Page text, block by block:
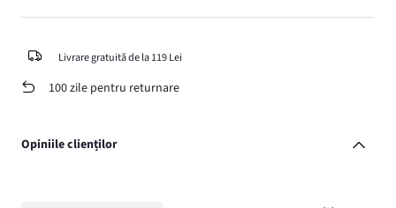
Livrare gratuită de la 119 Lei
100 zile pentru returnare
Opiniile clienților